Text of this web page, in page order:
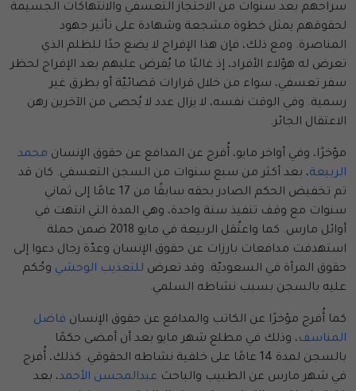
سراحهم بعد سنوات من الاحتجاز التعسفي والانتهاكات الجسيمة
لحقوقهم يمثل خطوة مشجعة وشهادة على تأثير جهود
المناصرة. ومع ذلك، فإن هذا الإفراج لا يضع حدًا للظلم الذي
تعرض له هؤلاء الأفراد، إذ غالبًا ما يُفرض عليهم بعد الإفراج لحظر
سفر تعسفي، سواء من خلال قرارات قضائيّة أو بطرق غير
رسمية. وفي الوقت نفسه، لا يزال عدد لا يُحصى من الآخرين رهن
الاعتقال الجائر.
مؤخرًا، وفي أواخر مايو، أُفرج عن المدافع عن حقوق الإنسان محمد
الربيعة، بعد أكثر من سبع سنوات من السجن التعسفي. كان قد
تم تخفيض الحكم الصادر بحقه سابقًا من 17 عامًا إلى ثماني
سنوات مع وقف تنفيذ سنة واحدة، وهي المدة التي انتهت في
أوائل مارس. كما واعتُقل الربيعة في مايو 2018 ضمن حملة
استهدفت مدافعات بارزات عن حقوق الإنسان وعدّة رجال دعوا إلى
حقوق المرأة في السعوديّة. وقد تعرض للتعذيب الوحشي وحُكم
عليه بالسجن بسبب نشاطه السلمي.
كما أُفرج مؤخرًا عن الكاتب والمدافع عن حقوق الإنسان فاضل
المناسف، وذلك في مطلع شهر مايو بعد أن أمضى حكمًا
بالسجن لمدة 14 عامًا على خلفية نشاطه الحقوقي. كذلك، أُفرج
في شهر مارس عن الطبيب والباحث عبدالمحسن الأحمد، بعد